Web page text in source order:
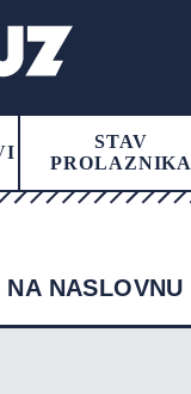
STAV
PROLAZNIKA
NA NASLOVNU